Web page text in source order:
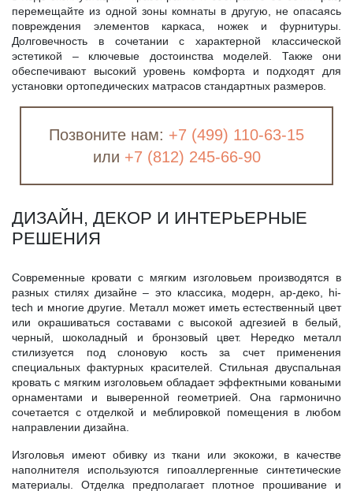
перемещайте из одной зоны комнаты в другую, не опасаясь
повреждения элементов каркаса, ножек и фурнитуры.
Долговечность в сочетании с характерной классической
эстетикой – ключевые достоинства моделей. Также они
обеспечивают высокий уровень комфорта и подходят для
установки ортопедических матрасов стандартных размеров.
Позвоните нам: +7 (499) 110-63-15
или +7 (812) 245-66-90
ДИЗАЙН, ДЕКОР И ИНТЕРЬЕРНЫЕ
РЕШЕНИЯ
Современные кровати с мягким изголовьем производятся в
разных стилях дизайне – это классика, модерн, ар-деко, hi-
tech и многие другие. Металл может иметь естественный цвет
или окрашиваться составами с высокой адгезией в белый,
черный, шоколадный и бронзовый цвет. Нередко металл
стилизуется под слоновую кость за счет применения
специальных фактурных красителей. Стильная двуспальная
кровать с мягким изголовьем обладает эффектными коваными
орнаментами и выверенной геометрией. Она гармонично
сочетается с отделкой и меблировкой помещения в любом
направлении дизайна.
Изголовья имеют обивку из ткани или экокожи, в качестве
наполнителя используются гипоаллергенные синтетические
материалы. Отделка предполагает плотное прошивание и